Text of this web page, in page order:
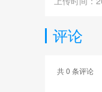
评论
共0 条评论